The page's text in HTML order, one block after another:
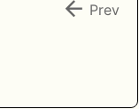
 Prev